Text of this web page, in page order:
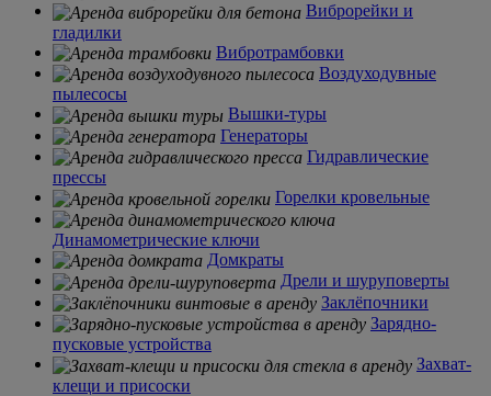
Виброрейки и
гладилки
Вибротрамбовки
Воздуходувные
пылесосы
Вышки-туры
Генераторы
Гидравлические
прессы
Горелки кровельные
Динамометрические ключи
Домкраты
Дрели и шуруповерты
Заклёпочники
Зарядно-
пусковые устройства
Захват-
клещи и присоски